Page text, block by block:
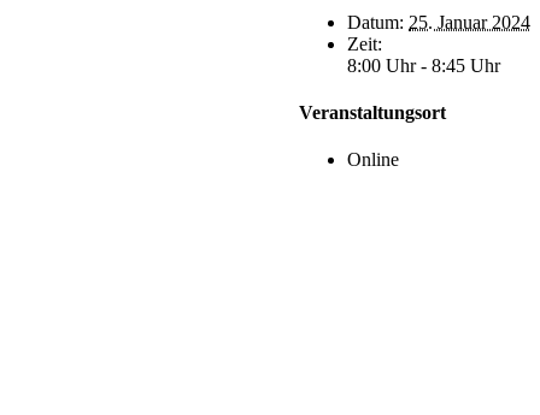
Datum: 25. Januar 2024
Zeit:
8:00 Uhr - 8:45 Uhr
Veranstaltungsort
Online